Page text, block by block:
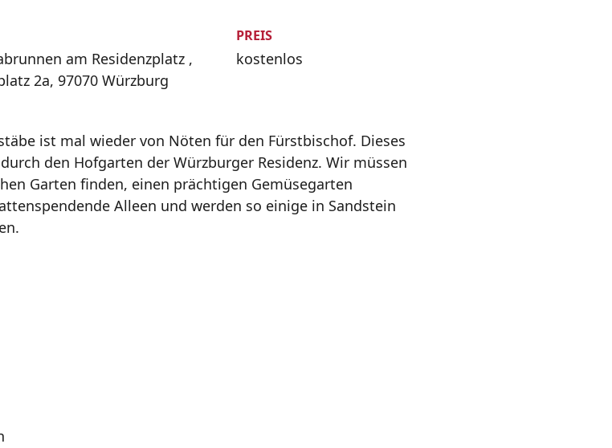
am Residenzplatz ,
2a, 97070 Würzburg
PREIS
kostenlos
ist mal wieder von Nöten für den Fürstbischof. Dieses
den Hofgarten der Würzburger Residenz. Wir müssen
Garten finden, einen prächtigen Gemüsegarten
Alleen und werden so einige in Sandstein